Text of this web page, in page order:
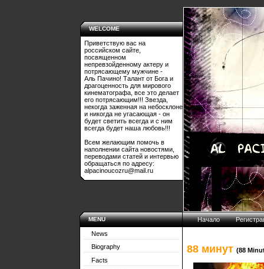
WELCOME
Приветствую вас на
российском сайте,
посвященном
непревзойденному актеру и
потрясающему мужчине -
Аль Пачино! Талант от Бога и
драгоценность для мирового
кинематографа, все это делает
его потрясающим!!! Звезда,
некогда заженная на небосклоне
и никогда не угасающая - он
будет светить всегда и с ним
всегда будет наша любовь!!!
Всем желающим помочь в
наполнении сайта новостями,
переводами статей и интервью
обращаться по адресу:
alpacinoucozru@mail.ru
MENU
News
Biography
Facts
Начало
88 минут (88